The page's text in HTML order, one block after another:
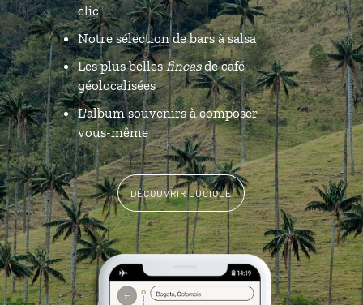
clic
Notre sélection de bars à salsa
Les plus bellesfincasde café
géolocalisées
L'album souvenirs à composer
vous-même
DÉCOUVRIR LUCIOLE